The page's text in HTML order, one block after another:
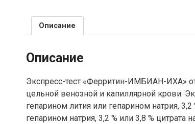
Описание
Описание
Экспресс-тест «Ферритин-ИМБИАН-ИХА»
цельной венозной и капиллярной крови.
гепарином лития или гепарином натрия,
гепарином натрия, 3,2 % или 3,8 %